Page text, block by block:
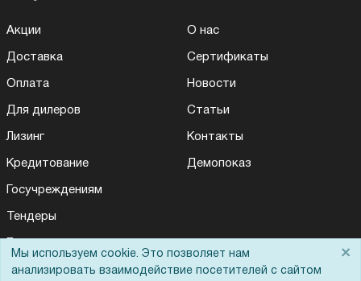
Акции
Доставка
Оплата
Для дилеров
Лизинг
Кредитование
Госучреждениям
Тендеры
ЭДО
О нас
Сертификаты
Новости
Статьи
Контакты
Демопоказ
Мы используем cookie. Это позволяет нам
анализировать взаимодействие посетителей с сайтом
×